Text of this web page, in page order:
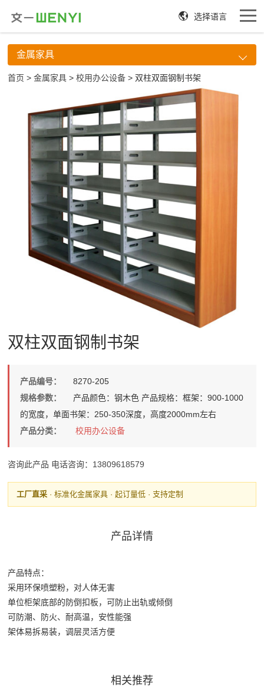
选择语言
金属家具
首页 >金属家具 >校用办公设备 > 双柱双面钢制书架
双柱双面钢制书架
产品编号：
8270-205
规格参数：
产品颜色：钢木色 产品规格：框架：900-1000
的宽度，单面书架：250-350深度，高度2000mm左右
产品分类：
校用办公设备
咨询此产品 电话咨询：13809618579
工厂直采 · 标准化金属家具 · 起订量低 · 支持定制
产品详情
产品特点：
采用环保喷塑粉，对人体无害
单位柜架底部的防倒扣板，可防止出轨或倾倒
可防潮、防火、耐高温，安性能强
架体易拆易装，调层灵活方便
相关推荐